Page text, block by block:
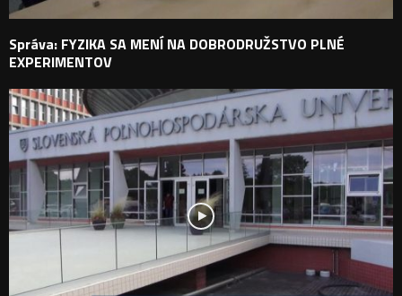
Správa: FYZIKA SA MENÍ NA DOBRODRUŽSTVO PLNÉ
EXPERIMENTOV